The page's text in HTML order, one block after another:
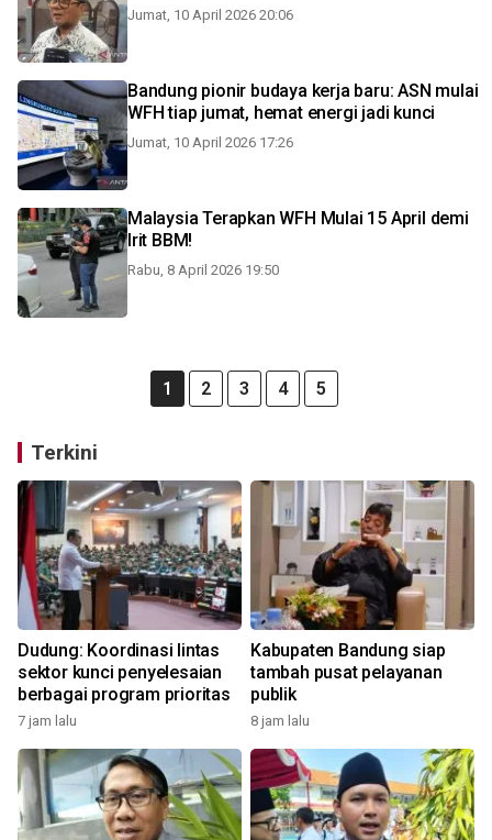
Jumat, 10 April 2026 20:06
Bandung pionir budaya kerja baru: ASN mulai
WFH tiap jumat, hemat energi jadi kunci
Jumat, 10 April 2026 17:26
Malaysia Terapkan WFH Mulai 15 April demi
Irit BBM!
Rabu, 8 April 2026 19:50
1 2 3 4 5
Terkini
Dudung: Koordinasi lintas
sektor kunci penyelesaian
berbagai program prioritas
7 jam lalu
Kabupaten Bandung siap
tambah pusat pelayanan
publik
8 jam lalu